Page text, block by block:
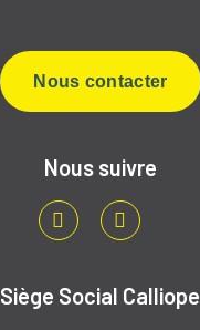
Nous contacter
Nous suivre
LinkedInYoutube
Siège Social Calliope